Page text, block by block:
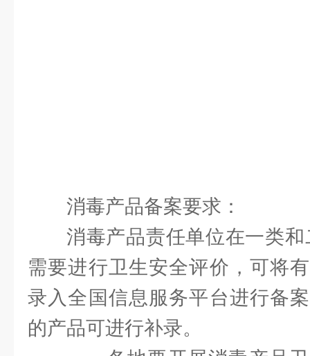
消毒产品备案要求：
消毒产品责任单位在一类
需要进行卫生安全评价，可将
录入全国信息服务平台进行备
的产品可进行补录。